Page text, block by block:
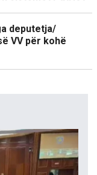
deputetja/
VV për kohë